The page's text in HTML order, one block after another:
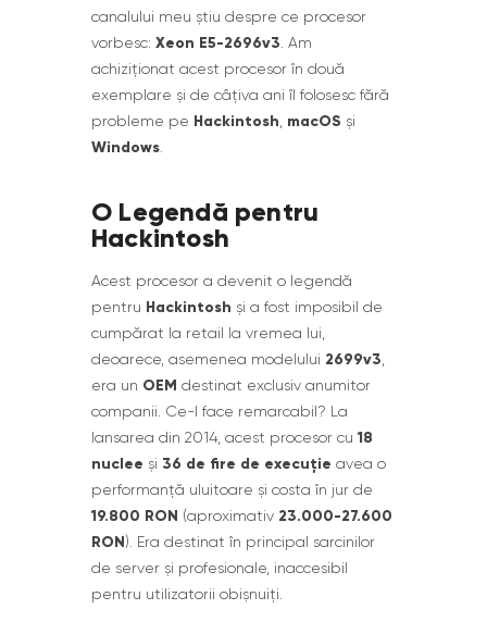
canalului meu știu despre ce procesor
vorbesc: Xeon E5-2696v3 . Am
achiziționat acest procesor în două
exemplare și de câțiva ani îl folosesc fără
probleme pe Hackintosh macOS și
Windows
O Legendă pentru
Hackintosh
Acest procesor a devenit o legendă
pentru Hackintosh și a fost imposibil de
cumpărat la retail la vremea lui,
deoarece, asemenea modelului 2699v3,
era un OEM destinat exclusiv anumitor
companii. Ce-l face remarcabil? La
lansarea din 2014, acest procesor cu18
nuclee și 36 de fire de execuție avea o
performanță uluitoare și costa în jur de
19.800 RON (aproximativ 23.000-27.600
RON). Era destinat în principal sarcinilor
de server și profesionale, inaccesibil
pentru utilizatorii obișnuiți.